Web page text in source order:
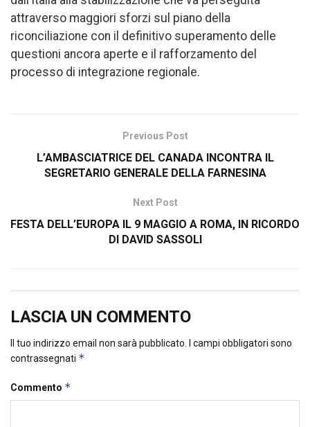
attraverso maggiori sforzi sul piano della
riconciliazione con il definitivo superamento delle
questioni ancora aperte e il rafforzamento del
processo di integrazione regionale.
Previous Post
L’AMBASCIATRICE DEL CANADA INCONTRA IL
SEGRETARIO GENERALE DELLA FARNESINA
Next Post
FESTA DELL’EUROPA IL 9 MAGGIO A ROMA, IN RICORDO
DI DAVID SASSOLI
LASCIA UN COMMENTO
Il tuo indirizzo email non sarà pubblicato.
I campi obbligatori sono
contrassegnati *
Commento *